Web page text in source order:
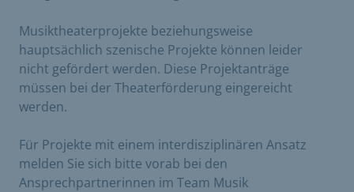
Musiktheaterprojekte beziehungsweise
hauptsächlich szenische Projekte können leider
nicht gefördert werden. Diese Projektanträge
müssen bei der Theaterförderung eingereicht
werden.
Für Projekte mit einem interdisziplinären Ansatz
melden Sie sich bitte vorab bei den
Ansprechpartnerinnen im Team Musik